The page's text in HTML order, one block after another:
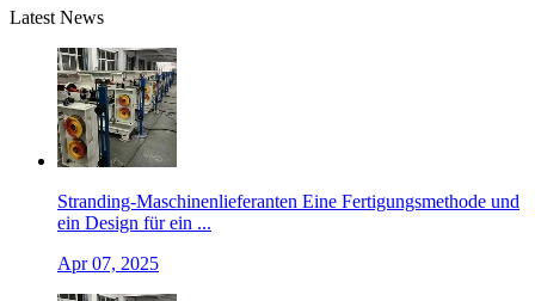
Latest News
Stranding-Maschinenlieferanten Eine Fertigungsmethode und
ein Design für ein ...
Apr 07, 2025